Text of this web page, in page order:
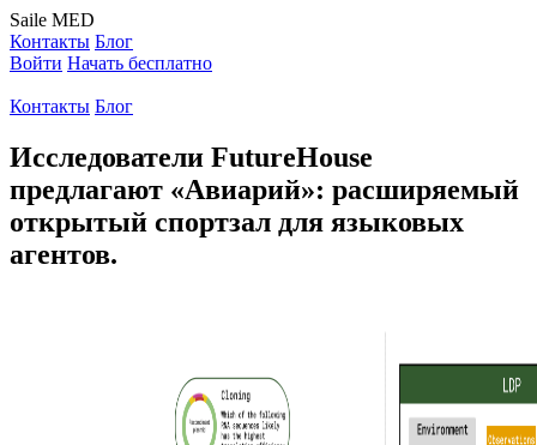
Saile MED
Контакты Блог
Войти Начать бесплатно
Контакты Блог
Исследователи FutureHouse
предлагают «Авиарий»: расширяемый
открытый спортзал для языковых
агентов.